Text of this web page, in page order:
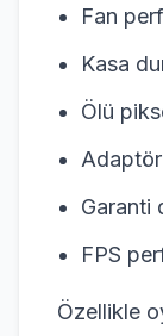
Fan
Kasa
Ölü
Garanti
FPS
Özellikle